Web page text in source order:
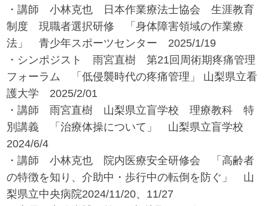
・講師 小林克也 日本作業療法士協会 生涯教育
制度 現職者選択研修 「身体障害領域の作業療
法」 青少年スポーツセンター 2025/1/19
・シンポジスト 雨宮直樹 第21回周術期疼痛管理
フォーラム 「低侵襲時代の疼痛管理」 山梨県立看
護大学 2025/2/01
・講師 雨宮直樹 山梨県立盲学校 理療教科 特
別講義 「治療体操について」 山梨県立盲学校
2024/6/4
・講師 小林克也 院内医療安全研修会 「高齢者
の特徴を知り、介助中・歩行中の転倒を防ぐ」 山
梨県立中央病院2024/11/20、11/27